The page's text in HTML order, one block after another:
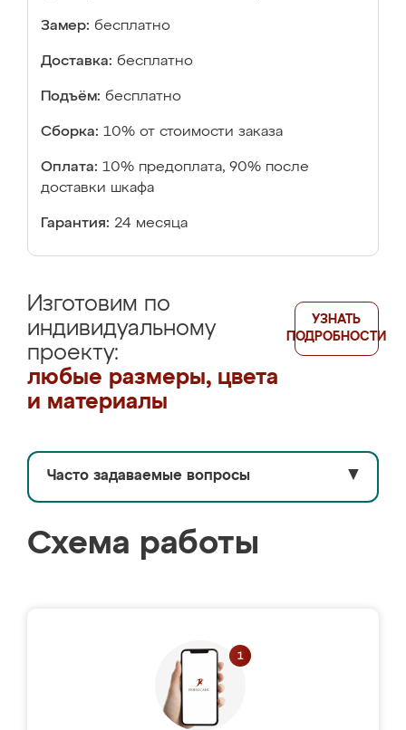
Замер: бесплатно
Доставка: бесплатно
Подъём: бесплатно
Сборка: 10% от стоимости заказа
Оплата: 10% предоплата, 90% после
доставки шкафа
Гарантия: 24 месяца
Изготовим по
индивидуальному
проекту:
любые размеры, цвета
и материалы
УЗНАТЬ
ПОДРОБНОСТИ
Часто задаваемые вопросы ▼
Схема работы